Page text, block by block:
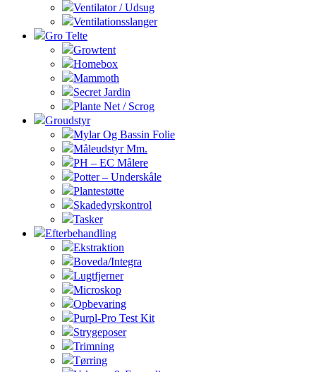
Ventilator / Udsug
Ventilationsslanger
Gro Telte
Growtent
Homebox
Mammoth
Secret Jardin
Plante Net / Scrog
Groudstyr
Mylar Og Bassin Folie
Måleudstyr Mm.
PH – EC Målere
Potter – Underskåle
Plantestøtte
Skadedyrskontrol
Tasker
Efterbehandling
Ekstraktion
Boveda/Integra
Lugtfjerner
Microskop
Opbevaring
Purpl-Pro Test Kit
Strygeposer
Trimning
Tørring